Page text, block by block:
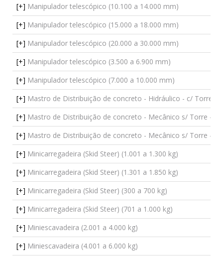
[+] Manipulador telescópico (10.100 a 14.000 mm)
[+] Manipulador telescópico (15.000 a 18.000 mm)
[+] Manipulador telescópico (20.000 a 30.000 mm)
[+] Manipulador telescópico (3.500 a 6.900 mm)
[+] Manipulador telescópico (7.000 a 10.000 mm)
[+] Mastro de Distribuição de concreto - Hidráulico - c/ Torre
[+] Mastro de Distribuição de concreto - Mecânico s/ Torre -
[+] Mastro de Distribuição de concreto - Mecânico s/ Torre -
[+] Minicarregadeira (Skid Steer) (1.001 a 1.300 kg)
[+] Minicarregadeira (Skid Steer) (1.301 a 1.850 kg)
[+] Minicarregadeira (Skid Steer) (300 a 700 kg)
[+] Minicarregadeira (Skid Steer) (701 a 1.000 kg)
[+] Miniescavadeira (2.001 a 4.000 kg)
[+] Miniescavadeira (4.001 a 6.000 kg)